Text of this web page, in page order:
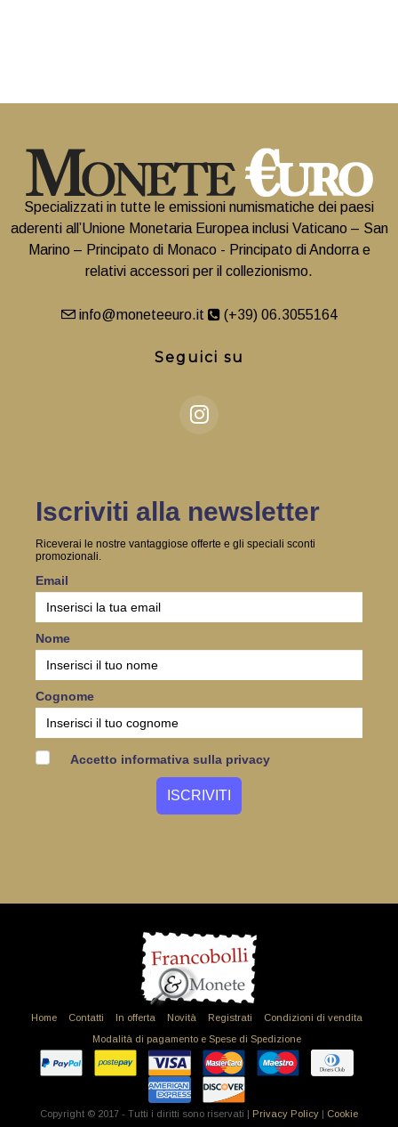
Specializzati in tutte le emissioni numismatiche dei paesi
aderenti all’Unione Monetaria Europea inclusi Vaticano – San
Marino – Principato di Monaco - Principato di Andorra e
relativi accessori per il collezionismo.
info@moneteeuro.it (+39) 06.3055164
Seguici su
Iscriviti alla newsletter
Riceverai le nostre vantaggiose offerte e gli speciali sconti
promozionali.
Email
Nome
Cognome
Accetto informativa sulla privacy
Home Contatti In offerta Novità Registrati
Condizioni di vendita
Modalità di pagamento e Spese di Spedizione
Copyright © 2017 - Tutti i diritti sono riservati | Privacy Policy | Cookie